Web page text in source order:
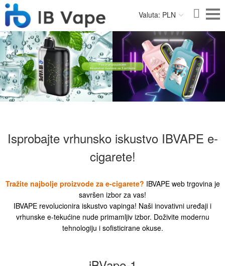
Valuta: PLN
Isprobajte vrhunsko iskustvo IBVAPE e-
cigarete!
Tražite najbolje proizvode za e-cigarete? IBVAPE web trgovina je
savršen izbor za vas!
IBVAPE revolucionira iskustvo vapinga! Naši inovativni uređaji i
vrhunske e-tekućine nude primamljiv izbor. Doživite modernu
tehnologiju i sofisticirane okuse.